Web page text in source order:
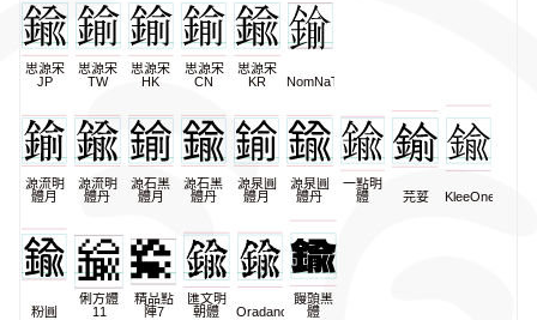
思源宋
JP
思源宋
TW
思源宋
HK
思源宋
CN
思源宋
KR
NomNaTong
源流明
體月
源流明
體丹
源石黑
體月
源石黑
體丹
源泉圓
體月
源泉圓
體丹
一點明
體
芫荽 KleeOne
粉圓
俐方體
11
精品點
陣7
匯文明
朝體
Oradano
饅頭黑
體